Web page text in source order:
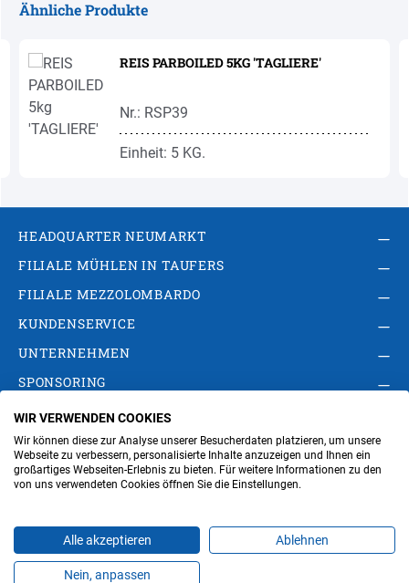
Ähnliche Produkte
REIS PARBOILED 5KG 'TAGLIERE'
Nr.: RSP39
Einheit: 5 KG.
HEADQUARTER NEUMARKT
FILIALE MÜHLEN IN TAUFERS
FILIALE MEZZOLOMBARDO
KUNDENSERVICE
UNTERNEHMEN
SPONSORING
AGB Privacy Policy
Impressum
Cookie-Einstellungen ändern
Verwaltung
WIR VERWENDEN COOKIES
Wir können diese zur Analyse unserer Besucherdaten platzieren, um unsere
Webseite zu verbessern, personalisierte Inhalte anzuzeigen und Ihnen ein
großartiges Webseiten-Erlebnis zu bieten. Für weitere Informationen zu den
von uns verwendeten Cookies öffnen Sie die Einstellungen.
Alle akzeptieren Ablehnen
Nein, anpassen